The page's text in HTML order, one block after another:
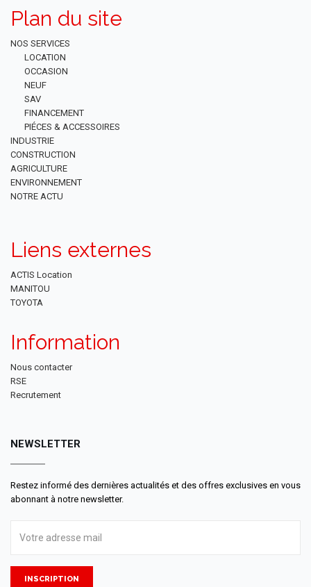
Plan du site
NOS SERVICES
LOCATION
OCCASION
NEUF
SAV
FINANCEMENT
PIÉCES & ACCESSOIRES
INDUSTRIE
CONSTRUCTION
AGRICULTURE
ENVIRONNEMENT
NOTRE ACTU
Liens externes
ACTIS Location
MANITOU
TOYOTA
Information
Nous contacter
RSE
Recrutement
NEWSLETTER
Restez informé des dernières actualités et des offres exclusives en vous
abonnant à notre newsletter.
INSCRIPTION